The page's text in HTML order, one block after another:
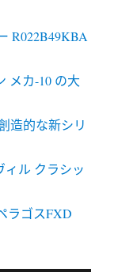
R022B49KBA
メカ-10 の大
造的な新シリ
ィル クラシッ
ラゴスFXD